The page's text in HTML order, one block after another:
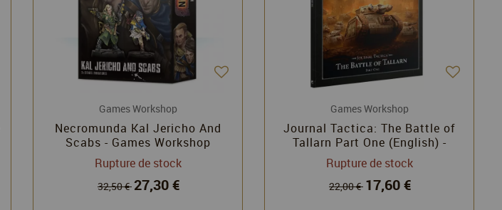
Games Workshop
Necromunda Kal Jericho And
Scabs - Games Workshop
Rupture de stock
32,50 € 27,30 €
Games Workshop
Journal Tactica: The Battle of
Tallarn Part One (English) -
Horus Heresy - Warhammer 30k
Rupture de stock
22,00 € 17,60 €